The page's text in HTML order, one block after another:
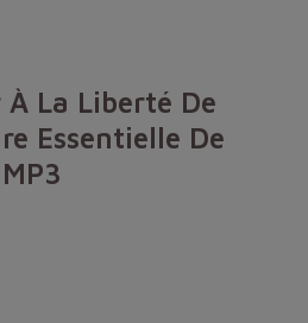
La Liberté De
Essentielle De